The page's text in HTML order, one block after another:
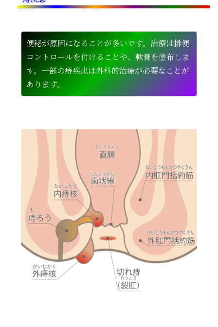
便秘が原因になることが多いです。治療は排便
コントロールを付けることや、軟膏を塗布しま
す。一部の痔疾患は外科的治療が必要なことが
あります。